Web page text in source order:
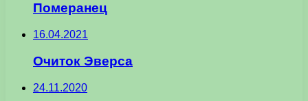
Померанец
16.04.2021
Очиток Эверса
24.11.2020